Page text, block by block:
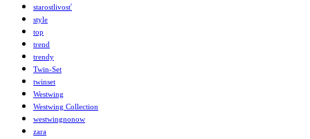
starostlivosť
style
top
trend
trendy
Twin-Set
twinset
Westwing
Westwing Collection
westwingnonow
zara